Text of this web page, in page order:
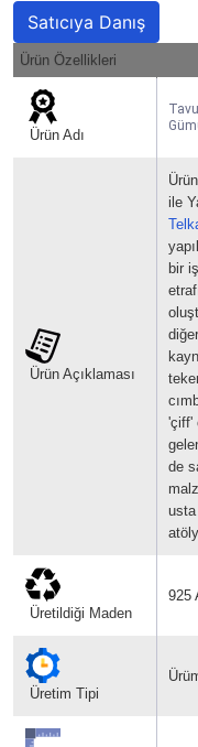
Satıcıya Danış
Ürün Özellikleri
Ürün Adı
Ürün Açıklaması
ile
bir
'çiff'
de
usta
Üretildiği Maden
925
Üretim Tipi